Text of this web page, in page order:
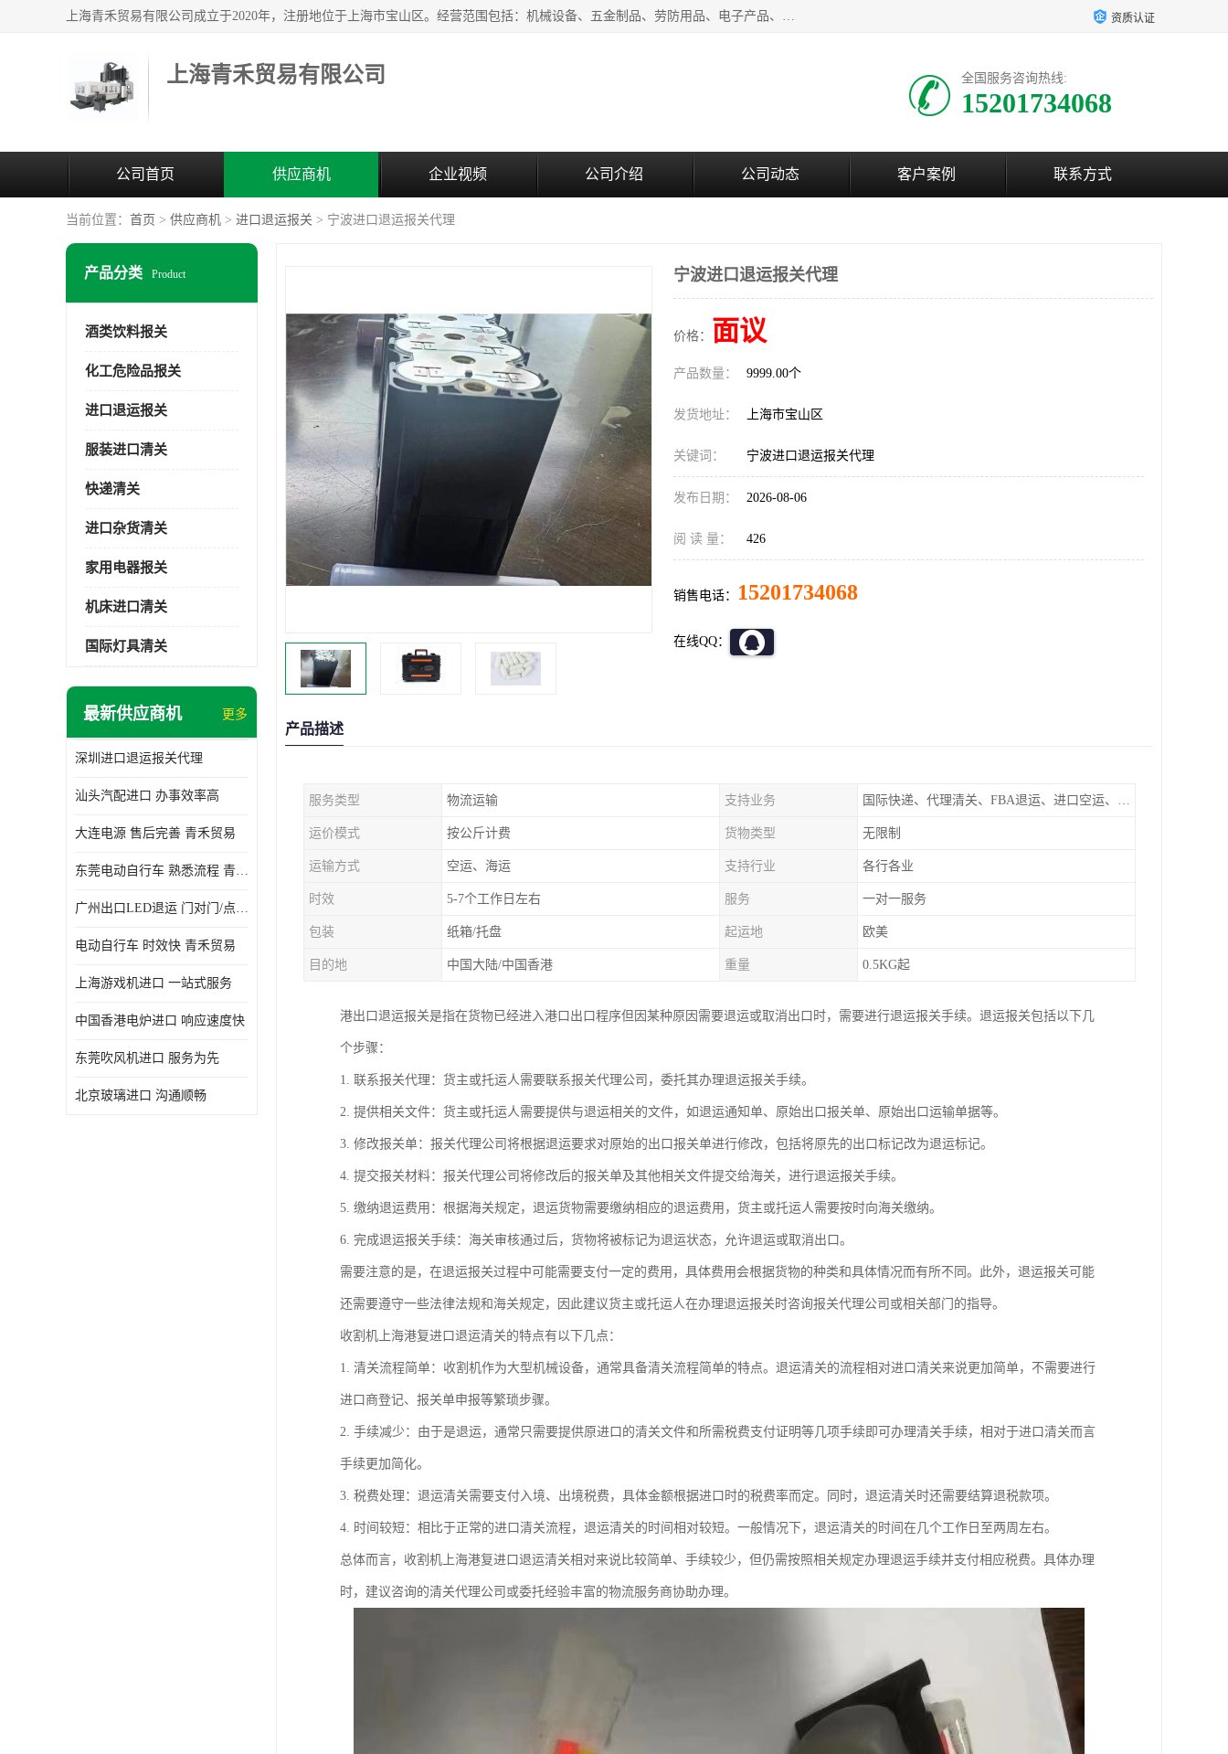
上海青禾贸易有限公司成立于2020年，注册地位于上海市宝山区。经营范围包括：机械设备、五金制品、劳防用品、电子产品、塑胶制品、家具、模具、纺织品、仪器仪表、建筑材料、装饰材料、化工产品、金属制品、机车配件等货物进出口报关、清关服务。 资质认证
上海青禾贸易有限公司 全国服务咨询热线:
15201734068
公司首页 供应商机 企业视频 公司介绍 公司动态 客户案例 联系方式
当前位置： 首页 > 供应商机 > 进口退运报关 > 宁波进口退运报关代理
产品分类 Product
酒类饮料报关
化工危险品报关
进口退运报关
服装进口清关
快递清关
进口杂货清关
家用电器报关
机床进口清关
国际灯具清关
最新供应商机 更多
深圳进口退运报关代理
汕头汽配进口 办事效率高
大连电源 售后完善 青禾贸易
东莞电动自行车 熟悉流程 青禾贸易
广州出口LED退运 门对门/点对点
电动自行车 时效快 青禾贸易
上海游戏机进口 一站式服务
中国香港电炉进口 响应速度快
东莞吹风机进口 服务为先
北京玻璃进口 沟通顺畅
宁波进口退运报关代理
价格： 面议
产品数量： 9999.00个
发货地址： 上海市宝山区
关键词： 宁波进口退运报关代理
发布日期： 2026-08-06
阅 读 量： 426
销售电话： 15201734068
在线QQ：
产品描述
服务类型 物流运输 支持业务 国际快递、代理清关、FBA退运、进口空运、进口海运
运价模式 按公斤计费 货物类型 无限制
运输方式 空运、海运 支持行业 各行各业
时效 5-7个工作日左右 服务 一对一服务
包装 纸箱/托盘 起运地 欧美
目的地 中国大陆/中国香港 重量 0.5KG起
港出口退运报关是指在货物已经进入港口出口程序但因某种原因需要退运或取消出口时，需要进行退运报关手续。退运报关包括以下几
个步骤：
1. 联系报关代理：货主或托运人需要联系报关代理公司，委托其办理退运报关手续。
2. 提供相关文件：货主或托运人需要提供与退运相关的文件，如退运通知单、原始出口报关单、原始出口运输单据等。
3. 修改报关单：报关代理公司将根据退运要求对原始的出口报关单进行修改，包括将原先的出口标记改为退运标记。
4. 提交报关材料：报关代理公司将修改后的报关单及其他相关文件提交给海关，进行退运报关手续。
5. 缴纳退运费用：根据海关规定，退运货物需要缴纳相应的退运费用，货主或托运人需要按时向海关缴纳。
6. 完成退运报关手续：海关审核通过后，货物将被标记为退运状态，允许退运或取消出口。
需要注意的是，在退运报关过程中可能需要支付一定的费用，具体费用会根据货物的种类和具体情况而有所不同。此外，退运报关可能
还需要遵守一些法律法规和海关规定，因此建议货主或托运人在办理退运报关时咨询报关代理公司或相关部门的指导。
收割机上海港复进口退运清关的特点有以下几点：
1. 清关流程简单：收割机作为大型机械设备，通常具备清关流程简单的特点。退运清关的流程相对进口清关来说更加简单，不需要进行
进口商登记、报关单申报等繁琐步骤。
2. 手续减少：由于是退运，通常只需要提供原进口的清关文件和所需税费支付证明等几项手续即可办理清关手续，相对于进口清关而言
手续更加简化。
3. 税费处理：退运清关需要支付入境、出境税费，具体金额根据进口时的税费率而定。同时，退运清关时还需要结算退税款项。
4. 时间较短：相比于正常的进口清关流程，退运清关的时间相对较短。一般情况下，退运清关的时间在几个工作日至两周左右。
总体而言，收割机上海港复进口退运清关相对来说比较简单、手续较少，但仍需按照相关规定办理退运手续并支付相应税费。具体办理
时，建议咨询的清关代理公司或委托经验丰富的物流服务商协助办理。